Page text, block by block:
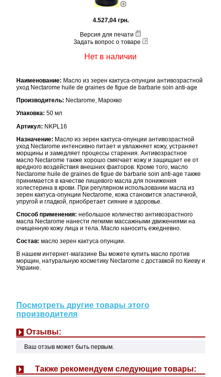
4.527,04 грн.
Версия для печати
Задать вопрос о товаре
Нет в наличии
Наименование: Масло из зерен кактуса-опунции антивозрастной
уход Nectarome huile de graines de figue de barbarie soin anti-age
Производитель: Nectarome, Марокко
Упаковка: 50 мл
Артикул: NKPL16
Назначение: Масло из зерен кактуса-опунции антивозрастной
уход Nectarome интенсивно питает и увлажняет кожу, устраняет
морщины и замедляет процессы старения. Антивозрастное
масло Nectarome также хорошо смягчает кожу и защищает ее от
вредного воздействия внешних факторов. Кроме того, масло
Nectarome huile de graines de figue de barbarie soin anti-age также
принимается в качестве пищевого масла для понижения
холестерина в крови. При регулярном использовании масла из
зерен кактуса-опунции Nectarome, кожа становится эластичной,
упругой и гладкой, приобретает сияние и здоровье.
Способ применения: небольшое количество антивозрастного
масла Nectarome нанести легкими массажными движениями на
очищенную кожу лица и тела. Масло наносить ежедневно.
Состав: масло зерен кактуса опунции.
В нашем интернет-магазине Вы можете купить масло против
морщин, натуральную косметику Nectarome с доставкой по Киеву и
Украине.
Посмотреть другие товары этого
производителя
Отзывы:
Ваш отзыв может быть первым.
Также рекомендуем следующие товары: